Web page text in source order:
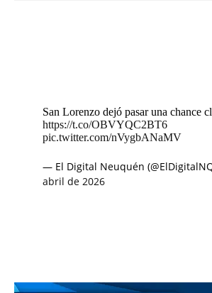
San Lorenzo dejó pasar una chance
https://t.co/OBVYQC2BT6
pic.twitter.com/nVygbANaMV
— El Digital Neuquén
abril de 2026